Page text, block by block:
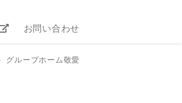
お問い合わせ
グループホーム敬愛